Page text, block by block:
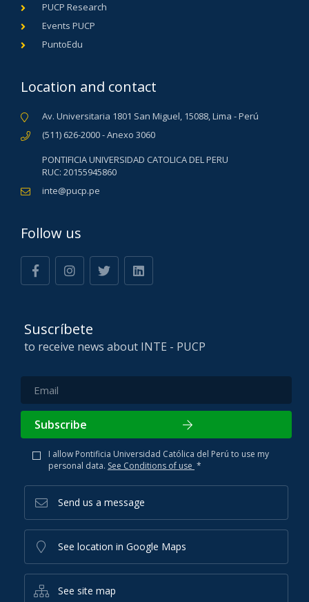
PUCP Research
Events PUCP
PuntoEdu
Location and contact
Av. Universitaria 1801 San Miguel, 15088, Lima - Perú
(511) 626-2000 - Anexo 3060
PONTIFICIA UNIVERSIDAD CATOLICA DEL PERU
RUC: 20155945860
inte@pucp.pe
Follow us
Suscríbete
to receive news about INTE - PUCP
Subscribe
I allow Pontificia Universidad Católica del Perú to use my
personal data. See Conditions of use *
Send us a message
See location in Google Maps
See site map